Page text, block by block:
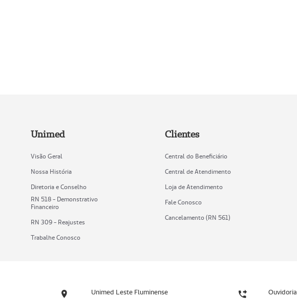
Unimed
Visão Geral
Nossa História
Diretoria e Conselho
RN 518 - Demonstrativo
Financeiro
RN 309 - Reajustes
Trabalhe Conosco
Clientes
Central do Beneficiário
Central de Atendimento
Loja de Atendimento
Fale Conosco
Cancelamento (RN 561)
Unimed Leste Fluminense Ouvidoria